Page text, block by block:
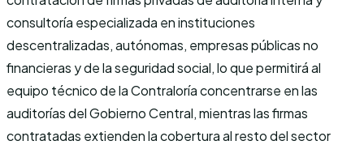
consultoría especializada en instituciones
descentralizadas, autónomas, empresas públicas no
financieras y de la seguridad social, lo que permitirá al
equipo técnico de la Contraloría concentrarse en las
auditorías del Gobierno Central, mientras las firmas
contratadas extienden la cobertura al resto del sector